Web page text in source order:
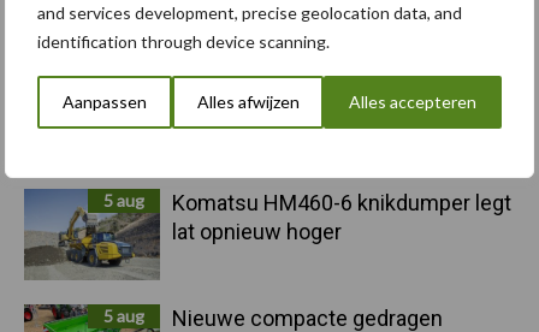
and services development, precise geolocation data, and
identification through device scanning.
Aanpassen Alles afwijzen Alles accepteren
elektrische bulldozers uit
5 aug
Komatsu HM460-6 knikdumper legt
lat opnieuw hoger
5 aug
Nieuwe compacte gedragen